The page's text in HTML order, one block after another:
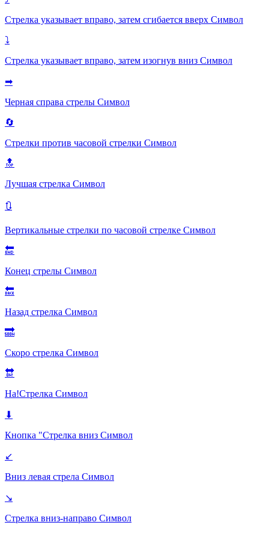
Стрелка указывает вправо, затем сгибается вверх Символ
⤵
Стрелка указывает вправо, затем изогнув вниз Символ
➡
Черная справа стрелы Символ
🔄
Стрелки против часовой стрелки Символ
🔝
Лучшая стрелка Символ
🔃
Вертикальные стрелки по часовой стрелке Символ
🔚
Конец стрелы Символ
🔙
Назад стрелка Символ
🔜
Скоро стрелка Символ
🔛
На!Стрелка Символ
⬇
Кнопка "Стрелка вниз Символ
↙
Вниз левая стрела Символ
↘
Стрелка вниз-направо Символ